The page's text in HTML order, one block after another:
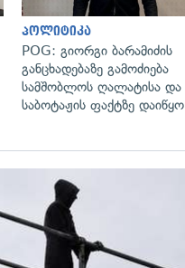
პოლიტიკა
POG: გიორგი ბარამიძის
განცხადებაზე გამოძიება
სამშობლოს ღალატისა და
საბოტაჟის ფაქტზე დაიწყო